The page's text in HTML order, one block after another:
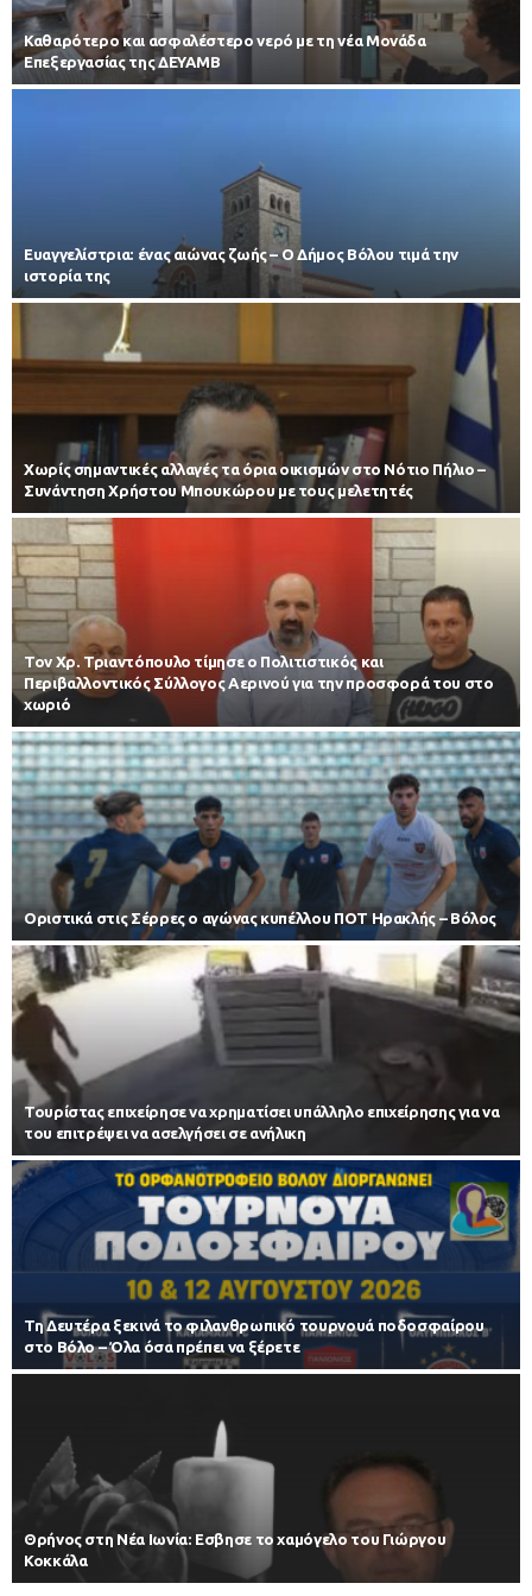
Καθαρότερο και ασφαλέστερο νερό με τη νέα Μονάδα
Επεξεργασίας της ΔΕΥΑΜΒ
Ευαγγελίστρια: ένας αιώνας ζωής – Ο Δήμος Βόλου τιμά την
ιστορία της
Χωρίς σημαντικές αλλαγές τα όρια οικισμών στο Νότιο Πήλιο –
Συνάντηση Χρήστου Μπουκώρου με τους μελετητές
Τον Χρ. Τριαντόπουλο τίμησε ο Πολιτιστικός και
Περιβαλλοντικός Σύλλογος Αερινού για την προσφορά του στο
χωριό
Οριστικά στις Σέρρες ο αγώνας κυπέλλου ΠΟΤ Ηρακλής – Βόλος
Τουρίστας επιχείρησε να χρηματίσει υπάλληλο επιχείρησης για να
του επιτρέψει να ασελγήσει σε ανήλικη
Τη Δευτέρα ξεκινά το φιλανθρωπικό τουρνουά ποδοσφαίρου
στο Βόλο – Όλα όσα πρέπει να ξέρετε
Θρήνος στη Νέα Ιωνία: Εσβησε το χαμόγελο του Γιώργου
Κοκκάλα